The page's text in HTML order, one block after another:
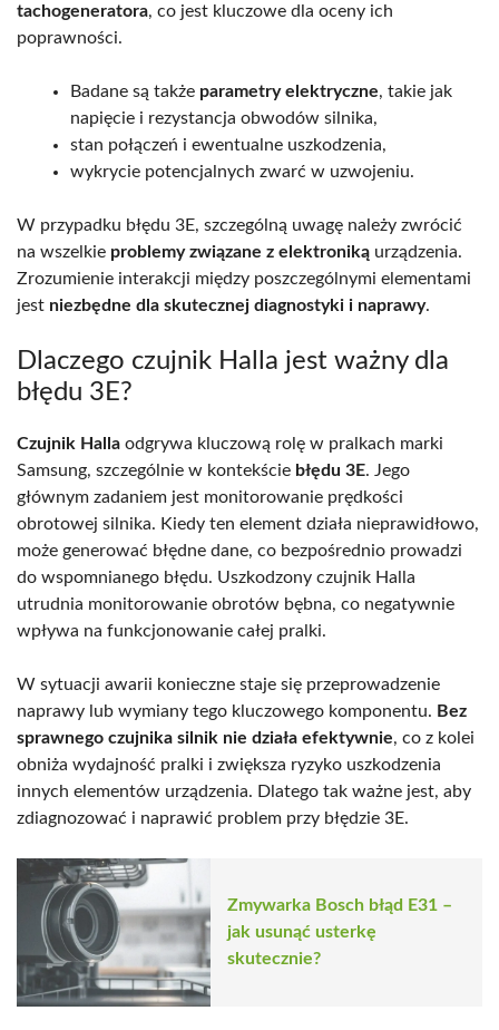
tachogeneratora, co jest kluczowe dla oceny ich
poprawności.
Badane są także parametry elektryczne, takie jak
napięcie i rezystancja obwodów silnika,
stan połączeń i ewentualne uszkodzenia,
wykrycie potencjalnych zwarć w uzwojeniu.
W przypadku błędu 3E, szczególną uwagę należy zwrócić
na wszelkie problemy związane z elektroniką urządzenia.
Zrozumienie interakcji między poszczególnymi elementami
jest niezbędne dla skutecznej diagnostyki i naprawy.
Dlaczego czujnik Halla jest ważny dla
błędu 3E?
Czujnik Halla odgrywa kluczową rolę w pralkach marki
Samsung, szczególnie w kontekście błędu 3E. Jego
głównym zadaniem jest monitorowanie prędkości
obrotowej silnika. Kiedy ten element działa nieprawidłowo,
może generować błędne dane, co bezpośrednio prowadzi
do wspomnianego błędu. Uszkodzony czujnik Halla
utrudnia monitorowanie obrotów bębna, co negatywnie
wpływa na funkcjonowanie całej pralki.
W sytuacji awarii konieczne staje się przeprowadzenie
naprawy lub wymiany tego kluczowego komponentu. Bez
sprawnego czujnika silnik nie działa efektywnie, co z kolei
obniża wydajność pralki i zwiększa ryzyko uszkodzenia
innych elementów urządzenia. Dlatego tak ważne jest, aby
zdiagnozować i naprawić problem przy błędzie 3E.
Zmywarka Bosch błąd E31 –
jak usunąć usterkę
skutecznie?